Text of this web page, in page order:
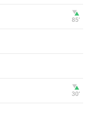
85‎’‎
30‎’‎